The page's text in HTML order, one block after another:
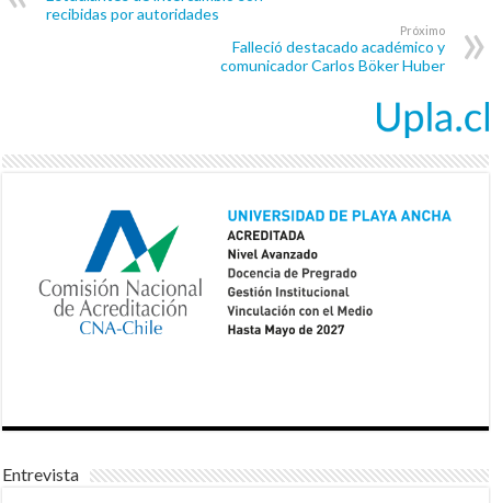
recibidas por autoridades
Próximo
Falleció destacado académico y
comunicador Carlos Böker Huber
Entrevista